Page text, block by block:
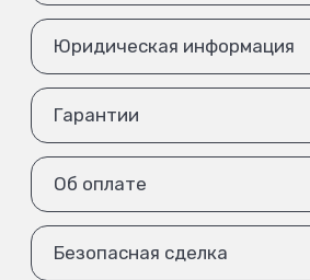
Юридическая информация
Гарантии
Об оплате
Безопасная сделка